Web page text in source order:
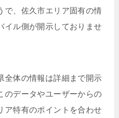
で、佐久市エリア固有の情
イル側が開示しておりませ
全体の情報は詳細まで開示
のデータやユーザーからの
ア特有のポイントを合わせ